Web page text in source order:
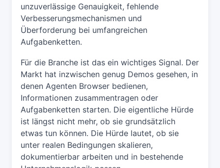
unzuverlässige Genauigkeit, fehlende
Verbesserungsmechanismen und
Überforderung bei umfangreichen
Aufgabenketten.
Für die Branche ist das ein wichtiges Signal. Der
Markt hat inzwischen genug Demos gesehen, in
denen Agenten Browser bedienen,
Informationen zusammentragen oder
Aufgabenketten starten. Die eigentliche Hürde
ist längst nicht mehr, ob sie grundsätzlich
etwas tun können. Die Hürde lautet, ob sie
unter realen Bedingungen skalieren,
dokumentierbar arbeiten und in bestehende